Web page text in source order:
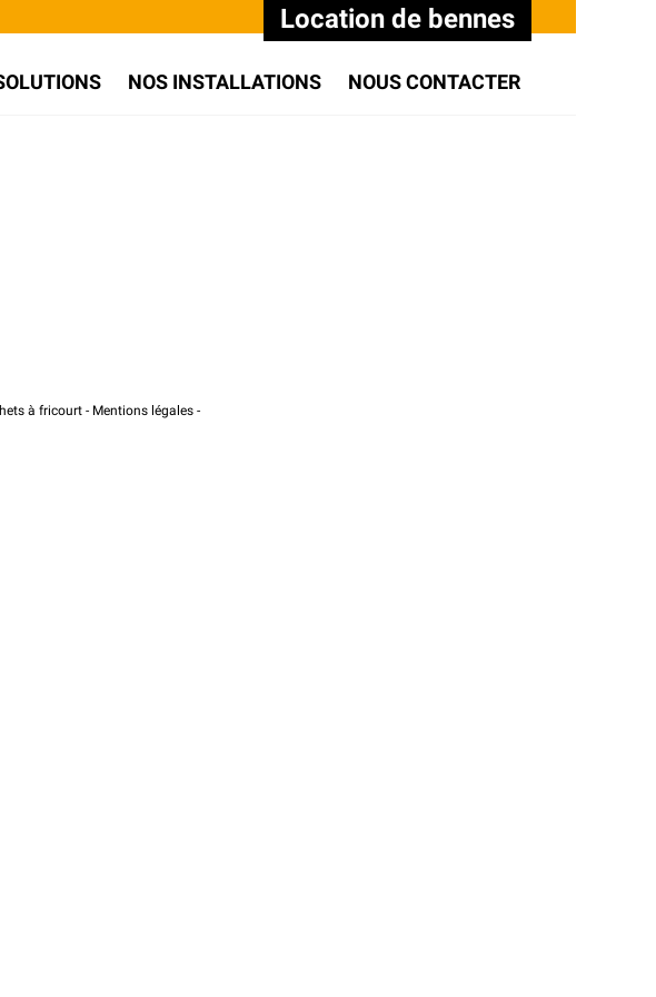
Location de bennes
NOS INSTALLATIONS NOUS CONTACTER
à fricourt - Mentions légales -